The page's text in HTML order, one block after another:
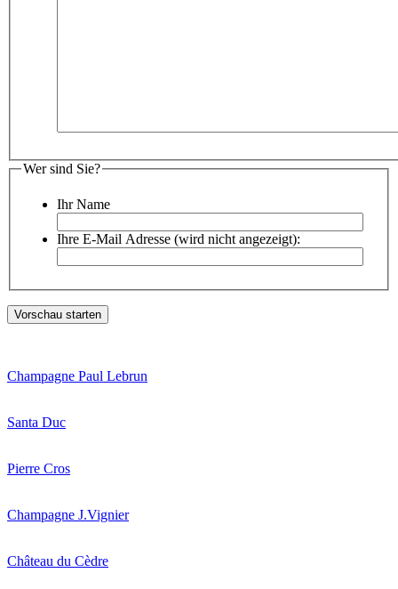
Wer sind Sie?
Ihr Name
Ihre E-Mail Adresse (wird nicht angezeigt):
Champagne Paul Lebrun
Santa Duc
Pierre Cros
Champagne J.Vignier
Château du Cèdre